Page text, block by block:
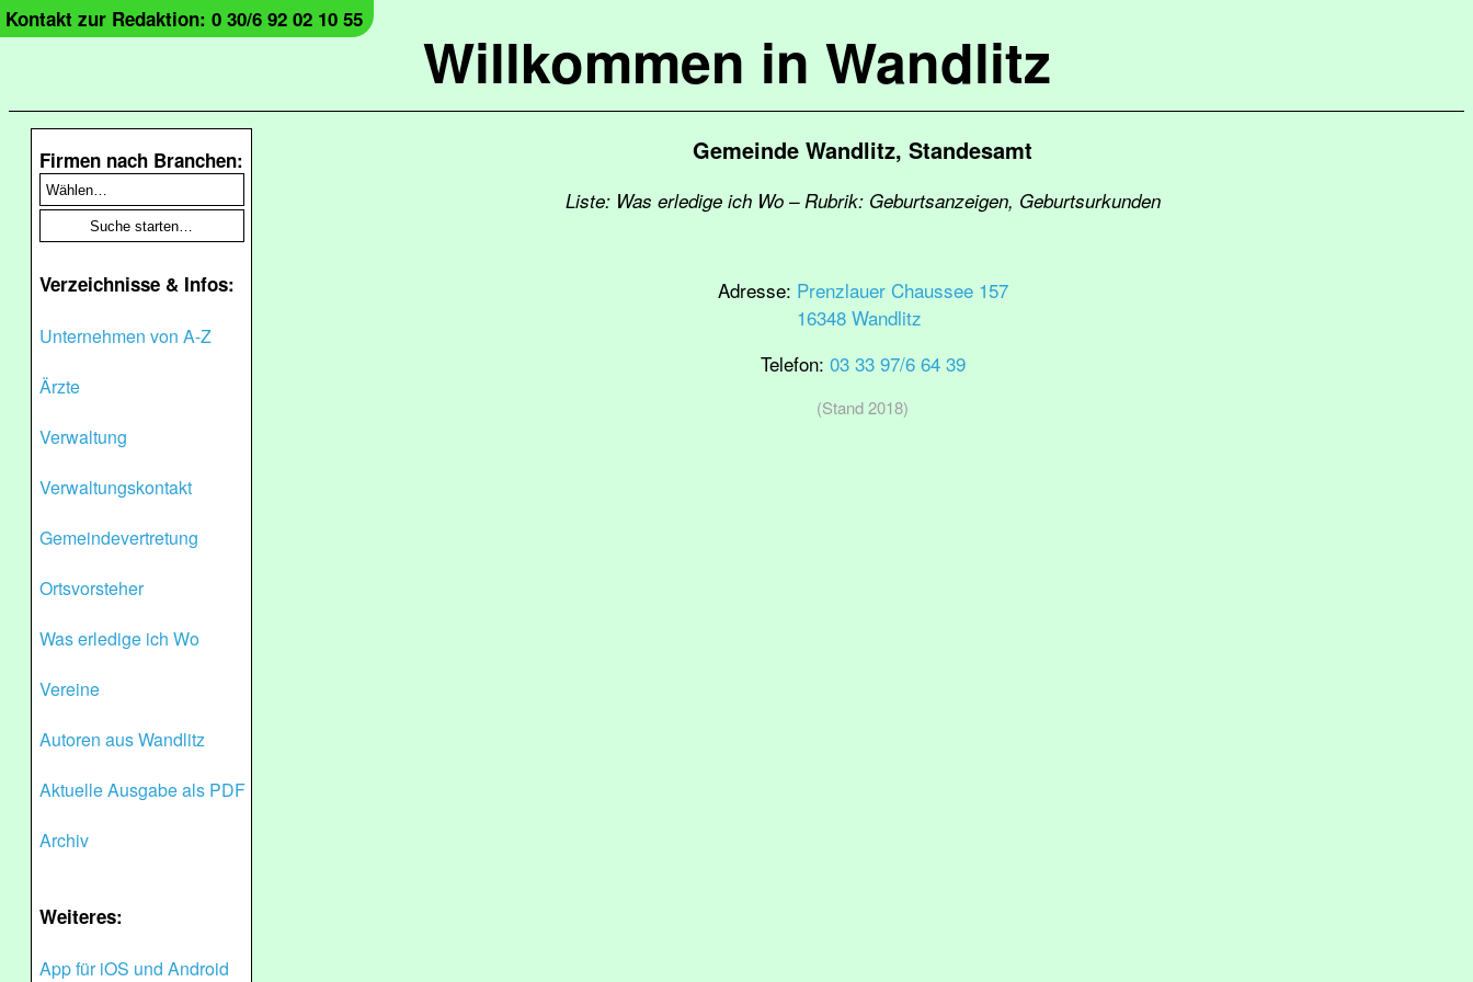
Willkommen in Wandlitz
Kontakt zur Redaktion: 0 30/6 92 02 10 55
Firmen nach Branchen:
Verzeichnisse & Infos:
Unternehmen von A-Z
Ärzte
Verwaltung
Verwaltungskontakt
Gemeindevertretung
Ortsvorsteher
Was erledige ich Wo
Vereine
Autoren aus Wandlitz
Aktuelle Ausgabe als PDF
Archiv
Weiteres:
App für iOS und Android
Gemeinde Wandlitz, Standesamt
Liste: Was erledige ich Wo – Rubrik: Geburtsanzeigen, Geburtsurkunden
Adresse: Prenzlauer Chaussee 157
16348 Wandlitz
Telefon: 03 33 97/6 64 39
(Stand 2018)